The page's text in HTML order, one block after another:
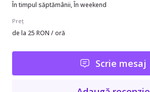
În timpul săptămânii, În weekend
Preț
de la 25 RON / oră
Scrie mesaj